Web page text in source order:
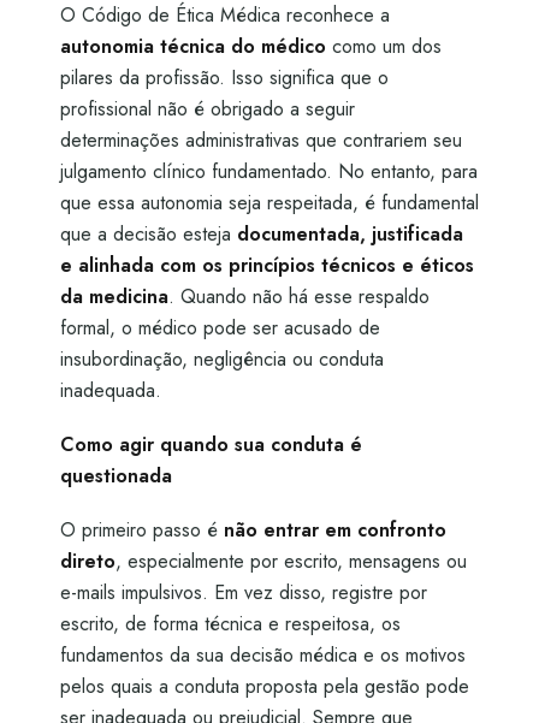
O Código de Ética Médica reconhece a
autonomia técnica do médico como um dos
pilares da profissão. Isso significa que o
profissional não é obrigado a seguir
determinações administrativas que contrariem seu
julgamento clínico fundamentado. No entanto, para
que essa autonomia seja respeitada, é fundamental
que a decisão esteja documentada, justificada
e alinhada com os princípios técnicos e éticos
da medicina. Quando não há esse respaldo
formal, o médico pode ser acusado de
insubordinação, negligência ou conduta
inadequada.
Como agir quando sua conduta é
questionada
O primeiro passo é não entrar em confronto
direto, especialmente por escrito, mensagens ou
e-mails impulsivos. Em vez disso, registre por
escrito, de forma técnica e respeitosa, os
fundamentos da sua decisão médica e os motivos
pelos quais a conduta proposta pela gestão pode